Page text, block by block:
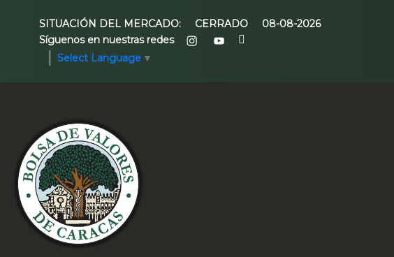
SITUACIÓN DEL MERCADO: CERRADO
08-08-2026
Síguenos en nuestras redes
Select Language ▼